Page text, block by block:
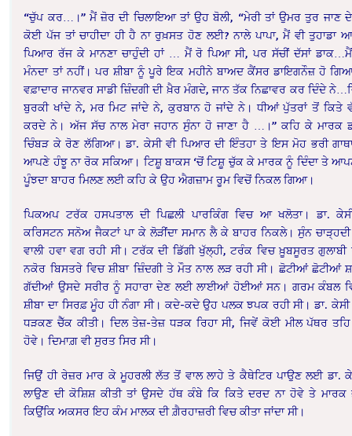
“ਚੁੱਪ ਕਰ…।” ਮੈਂ ਜ਼ੋਰ ਦੀ ਚਿਲਾਇਆ ਤਾਂ ਉਹ ਬੋਲੀ, “ਮੇਰੀ ਤਾਂ ਉਮਰ ਤੁਰ ਜਾਣ
ਕੋਈ ਪੱਜ ਤਾਂ ਚਾਹੀਦਾ ਹੀ ਹੈ ਨਾ ਰੁਖ਼ਸਤ ਹੋਣ ਲਈ? ਨਾਲੇ ਪਾਪਾ, ਮੈਂ ਵੀ ਤੁਹਾਡਾ
ਪਿਆਰ ਰੱਜ ਕੇ ਮਾਨਣਾ ਚਾਹੁੰਦੀ ਹਾਂ … ਮੈਂ ਰੋ ਪਿਆ ਸੀ, ਪਰ ਸੱਚੀਂ ਦੱਸਾਂ
ਮੰਨਦਾ ਤਾਂ ਨਹੀਂ। ਪਰ ਸ਼ੀਬਾ ਨੂੰ ਪੂਰੇ ਇਕ ਮਹੀਨੇ ਬਾਅਦ ਕੈਂਸਰ ਡਾਇਗਨੌਜ਼ ਹੋ
ਵਫ਼ਾਦਾਰ ਜਾਨਵਰ ਸਾਡੀ ਜ਼ਿੰਦਗੀ ਦੀ ਖ਼ੈਰ ਮੰਗਦੇ, ਜਾਨ ਤੱਕ ਨਿਛਾਵਰ ਕਰ ਦਿੰਦੇ
ਬੁਰਕੀ ਖਾਂਦੇ ਨੇ, ਮਰ ਮਿਟ ਜਾਂਦੇ ਨੇ, ਕੁਰਬਾਨ ਹੋ ਜਾਂਦੇ ਨੇ। ਧੀਆਂ ਪੁੱਤਰਾਂ ਤੋਂ ਕਿਤੇ
ਕਰਦੇ ਨੇ। ਅੱਜ ਸੱਚ ਨਾਲ ਮੇਰਾ ਜਹਾਨ ਸੁੰਨਾ ਹੋ ਜਾਣਾ ਹੈ …।” ਕਹਿ ਕੇ ਮਾਰਕ
ਚਿੰਬੜ ਕੇ ਰੋਣ ਲੱਗਿਆ। ਡਾ. ਕੇਸੀ ਵੀ ਪਿਆਰ ਦੀ ਇੰਤਹਾ ਤੇ ਇਸ ਮੋਹ ਭਰੀ
ਆਪਣੇ ਹੰਝੂ ਨਾ ਰੋਕ ਸਕਿਆ। ਟਿਸ਼ੂ ਬਾਕਸ ‘ਚੋਂ ਟਿਸ਼ੂ ਚੁੱਕ ਕੇ ਮਾਰਕ ਨੂੰ ਦਿੰਦਾ ਤੇ
ਪੂੰਝਦਾ ਬਾਹਰ ਮਿਲਣ ਲਈ ਕਹਿ ਕੇ ਉਹ ਐਗਜ਼ਾਮ ਰੂਮ ਵਿਚੋਂ ਨਿਕਲ ਗਿਆ।
ਪਿਕਅਪ ਟਰੱਕ ਹਸਪਤਾਲ ਦੀ ਪਿਛਲੀ ਪਾਰਕਿੰਗ ਵਿਚ ਆ ਖਲੋਤਾ। ਡਾ.
ਕਰਿਸਟਨ ਸਨੋਅ ਜੈਕਟਾਂ ਪਾ ਕੇ ਲੋੜੀਂਦਾ ਸਮਾਨ ਲੈ ਕੇ ਬਾਹਰ ਨਿਕਲੇ। ਸੁੰਨ ਚਾੜ੍ਹਦੀ
ਵਾਲੀ ਹਵਾ ਵਗ ਰਹੀ ਸੀ। ਟਰੱਕ ਦੀ ਡਿੱਗੀ ਖੁੱਲ੍ਹੀ, ਟਰੰਕ ਵਿਚ ਖ਼ੂਬਸੂਰਤ
ਨਕੋਰ ਬਿਸਤਰੇ ਵਿਚ ਸ਼ੀਬਾ ਜ਼ਿੰਦਗੀ ਤੇ ਮੌਤ ਨਾਲ ਲੜ ਰਹੀ ਸੀ। ਛੋਟੀਆਂ ਛੋਟੀਆਂ
ਗੱਦੀਆਂ ਉਸਦੇ ਸਰੀਰ ਨੂੰ ਸਹਾਰਾ ਦੇਣ ਲਈ ਲਾਈਆਂ ਹੋਈਆਂ ਸਨ। ਗਰਮ ਕੰਬਲ
ਸ਼ੀਬਾ ਦਾ ਸਿਰਫ਼ ਮੂੰਹ ਹੀ ਨੰਗਾ ਸੀ। ਕਦੇ-ਕਦੇ ਉਹ ਪਲਕ ਝਪਕ ਰਹੀ ਸੀ। ਡਾ. ਕੇਸੀ
ਧੜਕਣ ਚੈੱਕ ਕੀਤੀ। ਦਿਲ ਤੇਜ਼-ਤੇਜ਼ ਧੜਕ ਰਿਹਾ ਸੀ, ਜਿਵੇਂ ਕੋਈ ਮੀਲ ਪੱਥਰ ਤਹਿ
ਹੋਵੇ। ਦਿਮਾਗ਼ ਵੀ ਸੁਰਤ ਸਿਰ ਸੀ।
ਜਿਉਂ ਹੀ ਰੇਜ਼ਰ ਮਾਰ ਕੇ ਮੂਹਰਲੀ ਲੱਤ ਤੋਂ ਵਾਲ ਲਾਹੇ ਤੇ ਕੈਥੇਟਿਰ ਪਾਉਣ ਲਈ ਡਾ.
ਲਾਉਣ ਦੀ ਕੋਸ਼ਿਸ਼ ਕੀਤੀ ਤਾਂ ਉਸਦੇ ਹੱਥ ਕੰਬੇ ਕਿ ਕਿਤੇ ਦਰਦ ਨਾ ਹੋਵੇ ਤੇ ਮਾਰਕ
ਕਿਉਂਕਿ ਅਕਸਰ ਇਹ ਕੰਮ ਮਾਲਕ ਦੀ ਗ਼ੈਰਹਾਜ਼ਰੀ ਵਿਚ ਕੀਤਾ ਜਾਂਦਾ ਸੀ।